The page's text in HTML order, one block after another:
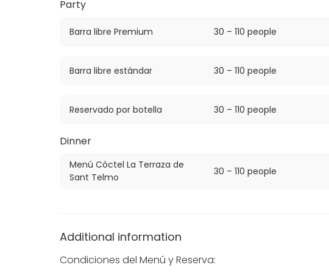
Party
Barra libre Premium 30 – 110 people
Barra libre estándar 30 – 110 people
Reservado por botella 30 – 110 people
Dinner
Menú Cóctel La Terraza de
Sant Telmo
30 – 110 people
Additional information
Condiciones del Menú y Reserva: